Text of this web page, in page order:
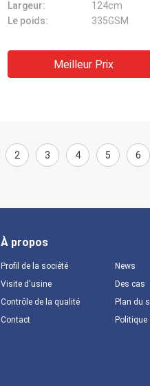
Largeur:
124cm
Le poids:
335GSM
Meilleur Prix
2 3 4 5 6
À propos
Profil de la société
Visite d'usine
Contrôle de la qualité
Contact
News
Des cas
Plan du
Politique